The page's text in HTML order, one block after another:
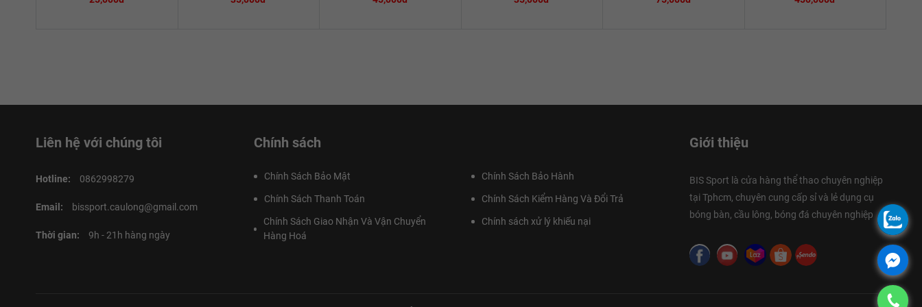
Liên hệ với chúng tôi
Hotline: 0862998279
Email: bissport.caulong@gmail.com
Thời gian: 9h - 21h hàng ngày
Chính sách
Chính Sách Bảo Mật Chính Sách Bảo Hành
Chính Sách Thanh Toán Chính Sách Kiểm Hàng Và Đổi Trả
Chính Sách Giao Nhận Và Vận Chuyển
Hàng Hoá
Chính sách xử lý khiếu nại
Giới thiệu
BIS Sport là cửa hàng thể thao chuyên nghiệp
tại Tphcm, chuyên cung cấp sỉ và lẻ dụng cụ
bóng bàn, cầu lông, bóng đá chuyên nghiệp